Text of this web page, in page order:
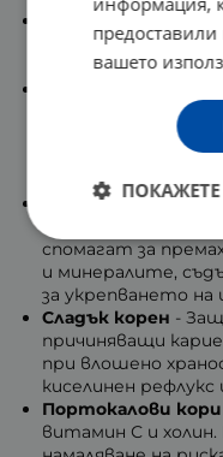
- Помага
температура.
Спомага при
есенциални масла
антивирусни
ефект и
тревожност.
Джинджифил-
слаб имунитет.
спомагат за
и минералите,
за укрепването
Сладък корен -
причиняващи
при влошено
киселинен рефлукс
Портокалови кори
витамин С и
вашето